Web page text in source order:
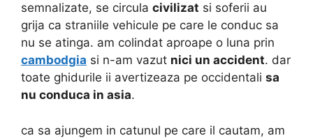
semnalizate, se circula civilizat si soferii au
grija ca straniile vehicule pe care le conduc sa
nu se atinga. am colindat aproape o luna prin
cambodgia si n-am vazut nici un accident. dar
toate ghidurile ii avertizeaza pe occidentali sa
nu conduca in asia.
ca sa ajungem in catunul pe care il cautam, am